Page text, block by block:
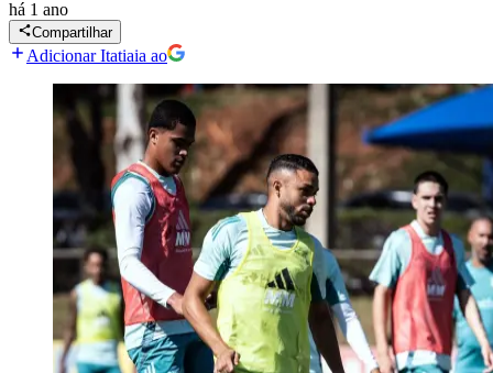
há 1 ano
Compartilhar
Adicionar Itatiaia ao